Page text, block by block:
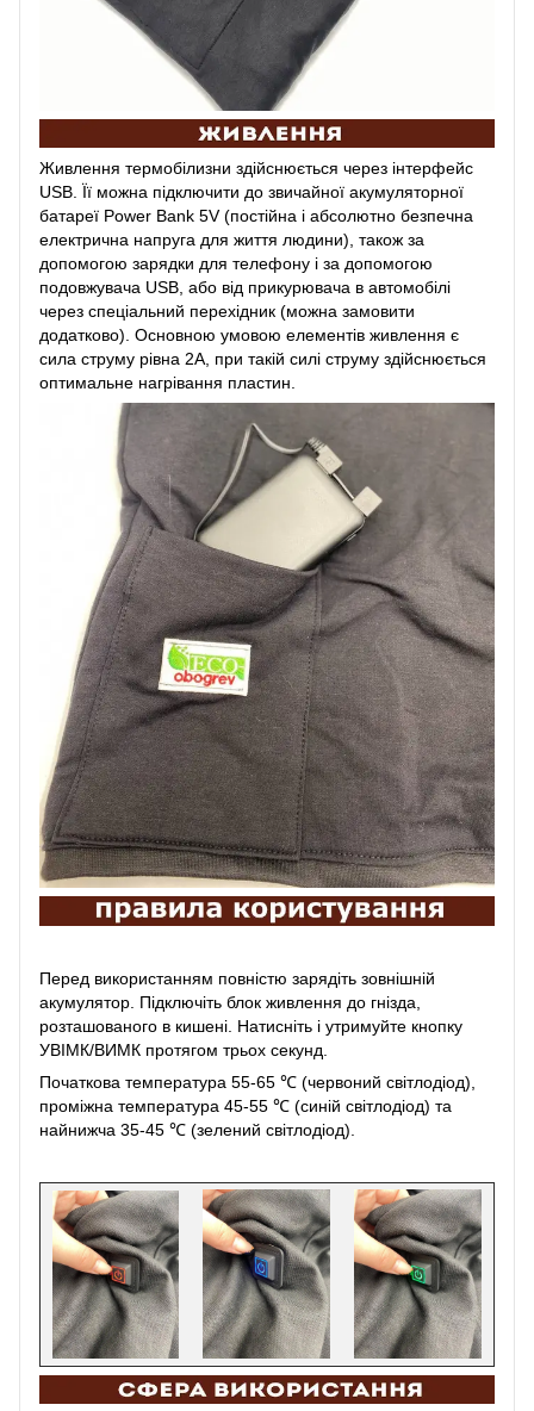
Живлення термобілизни здійснюється через інтерфейс
USB. Її можна підключити до звичайної акумуляторної
батареї Power Bank 5V (постійна і абсолютно безпечна
електрична напруга для життя людини), також за
допомогою зарядки для телефону і за допомогою
подовжувача USB, або від прикурювача в автомобілі
через спеціальний перехідник (можна замовити
додатково). Основною умовою елементів живлення є
сила струму рівна 2А, при такій силі струму здійснюється
оптимальне нагрівання пластин.
Перед використанням повністю зарядіть зовнішній
акумулятор. Підключіть блок живлення до гнізда,
розташованого в кишені. Натисніть і утримуйте кнопку
УВІМК/ВИМК протягом трьох секунд.
Початкова температура 55-65 ℃ (червоний світлодіод),
проміжна температура 45-55 ℃ (синій світлодіод) та
найнижча 35-45 ℃ (зелений світлодіод).